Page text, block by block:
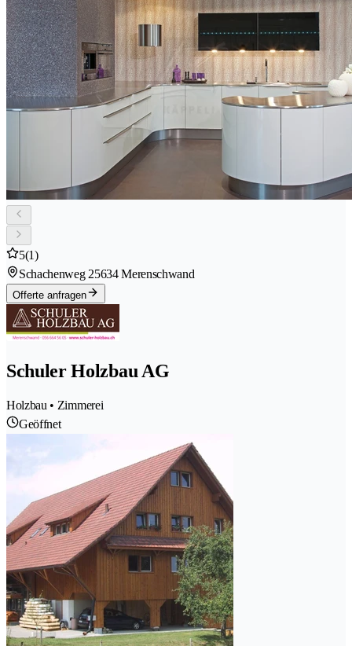
5(1)
Schachenweg 25634 Merenschwand
Offerte anfragen
Schuler Holzbau AG
Holzbau • Zimmerei
Geöffnet